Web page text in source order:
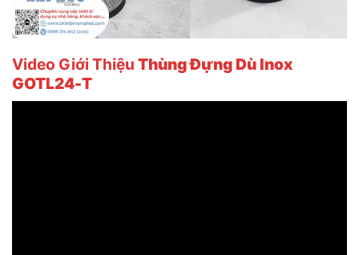
Video Giới Thiệu Thùng Đựng Dù Inox
GOTL24-T